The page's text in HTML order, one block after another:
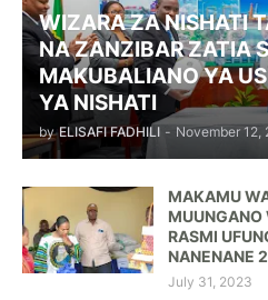
WIZARA ZA NISHATI
NA ZANZIBAR ZATIA
MAKUBALIANO YA
YA NISHATI
by ELISAFI FADHILI - November 12,
MAKAMU
MUUNGANO
RASMI
NANENANE
July 31, 2023